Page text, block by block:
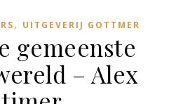
, UITGEVERIJ GOTTMER
gemeenste
– Alex